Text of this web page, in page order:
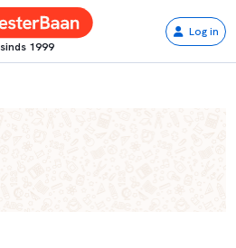
sinds 1999
Log in